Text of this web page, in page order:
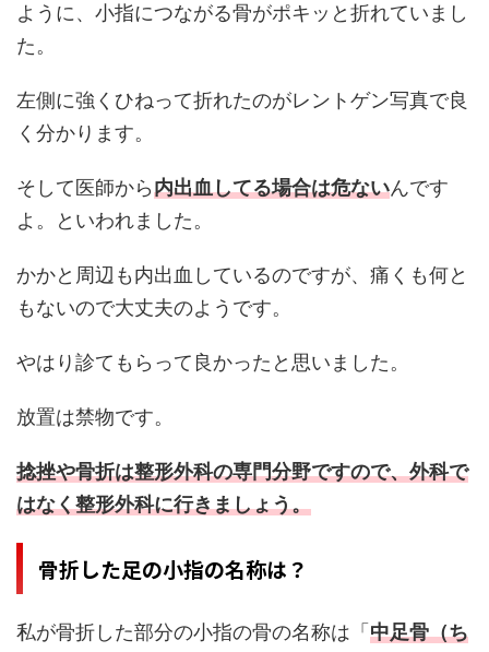
ように、小指につながる骨がポキッと折れていまし
た。
左側に強くひねって折れたのがレントゲン写真で良
く分かります。
そして医師から内出血してる場合は危ないんです
よ。といわれました。
かかと周辺も内出血しているのですが、痛くも何と
もないので大丈夫のようです。
やはり診てもらって良かったと思いました。
放置は禁物です。
捻挫や骨折は整形外科の専門分野ですので、外科で
はなく整形外科に行きましょう。
骨折した足の小指の名称は？
私が骨折した部分の小指の骨の名称は「 中足骨（ち